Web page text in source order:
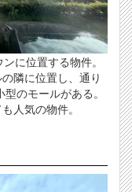
に位置する物件。
隣に位置し、通り
のモールがある。
人気の物件。